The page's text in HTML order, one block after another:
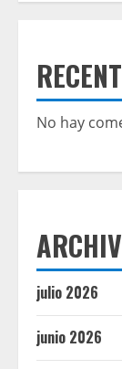
No hay
julio 2026
junio 2026